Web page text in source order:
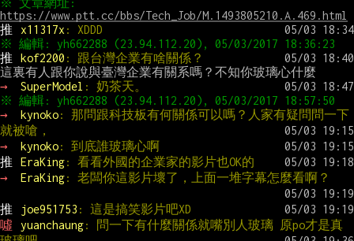
https://www.ptt.cc/bbs/Tech_Job/M.1493805210.A.469.html
推
x11317x : XDDD
推
kof2200 : 跟台灣企業有啥關係？
→
SuperModel : 奶茶天。
→
kynoko: 那問跟科技板有何關係可以嗎？人家有疑問問一下
就被嗆，
→
kynoko: 到底誰玻璃心啊
推
EraKing: 看看外國的企業家的影片也OK的
→
EraKing: 老闆你這影片壞了，上面一堆字幕怎麼看啊？
推 joe951753 : 這是搞笑影片吧XD
噓
yuanchaung: 問一下有什麼關係就嘴別人玻璃 原po才是真